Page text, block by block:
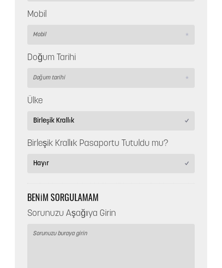
Mobil
Doğum Tarihi
Ülke
Birleşik Krallık Pasaportu Tutuldu mu?
BENIM SORGULAMAM
Sorunuzu Aşağıya Girin